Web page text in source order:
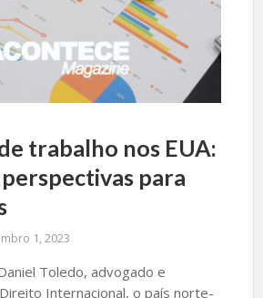
trabalho nos EUA:
para
1, 2023
Toledo, advogado e
Internacional, o país norte-